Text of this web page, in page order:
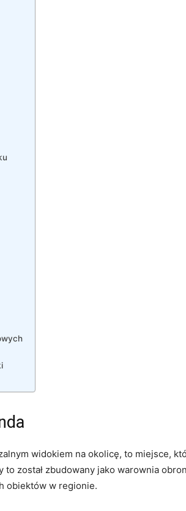
widokiem na okolicę, to miejsce,
został zbudowany jako warownia
obiektów w regionie.